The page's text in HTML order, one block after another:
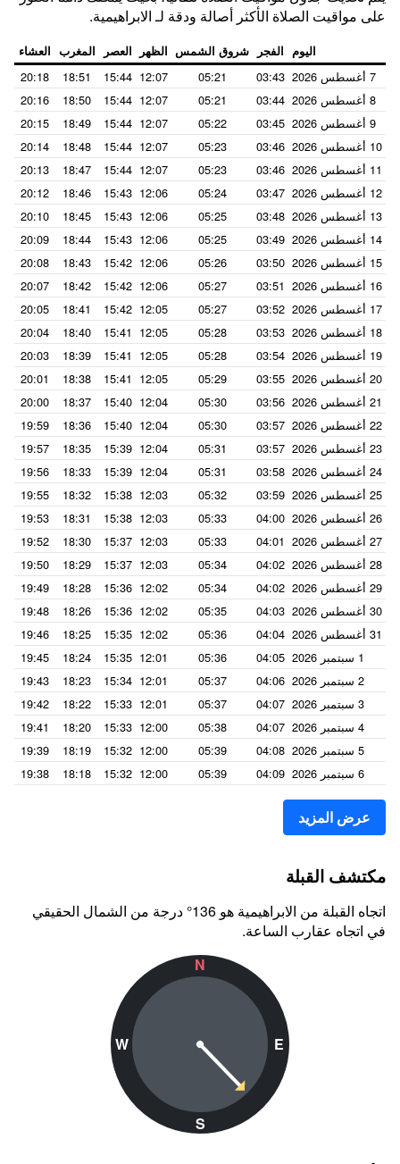
على مواقيت الصلاة الأكثر أصالة ودقة لـ الابراهيمية.
اليوم الفجر شروق الشمس الظهر العصر المغرب العشاء
7 أغسطس 2026 03:43
05:21
12:07
15:44
18:51
20:18
8 أغسطس 2026
03:44
05:21
12:07
15:44
18:50
20:16
9 أغسطس 2026
03:45
05:22
12:07
15:44
18:49
20:15
10 أغسطس 2026
03:46
05:23
12:07
15:44
18:48
20:14
11 أغسطس 2026
03:46
05:23
12:07
15:44
18:47
20:13
12 أغسطس 2026
03:47
05:24
12:06
15:43
18:46
20:12
13 أغسطس 2026
03:48
05:25
12:06
15:43
18:45
20:10
14 أغسطس 2026
03:49
05:25
12:06
15:43
18:44
20:09
15 أغسطس 2026
03:50
05:26
12:06
15:42
18:43
20:08
16 أغسطس 2026
03:51
05:27
12:06
15:42
18:42
20:07
17 أغسطس 2026
03:52
05:27
12:05
15:42
18:41
20:05
18 أغسطس 2026
03:53
05:28
12:05
15:41
18:40
20:04
19 أغسطس 2026
03:54
05:28
12:05
15:41
18:39
20:03
20 أغسطس 2026
03:55
05:29
12:05
15:41
18:38
20:01
21 أغسطس 2026
03:56
05:30
12:04
15:40
18:37
20:00
22 أغسطس 2026
03:57
05:30
12:04
15:40
18:36
19:59
23 أغسطس 2026
03:57
05:31
12:04
15:39
18:35
19:57
24 أغسطس 2026
03:58
05:31
12:04
15:39
18:33
19:56
25 أغسطس 2026
03:59
05:32
12:03
15:38
18:32
19:55
26 أغسطس 2026
04:00
05:33
12:03
15:38
18:31
19:53
27 أغسطس 2026
04:01
05:33
12:03
15:37
18:30
19:52
28 أغسطس 2026
04:02
05:34
12:03
15:37
18:29
19:50
29 أغسطس 2026
04:02
05:34
12:02
15:36
18:28
19:49
30 أغسطس 2026
04:03
05:35
12:02
15:36
18:26
19:48
31 أغسطس 2026
04:04
05:36
12:02
15:35
18:25
19:46
1 سبتمبر 2026
04:05
05:36
12:01
15:35
18:24
19:45
2 سبتمبر 2026
04:06
05:37
12:01
15:34
18:23
19:43
3 سبتمبر 2026
04:07
05:37
12:01
15:33
18:22
19:42
4 سبتمبر 2026
04:07
05:38
12:00
15:33
18:20
19:41
5 سبتمبر 2026
04:08
05:39
12:00
15:32
18:19
19:39
6 سبتمبر 2026
04:09
05:39
12:00
15:32
18:18
19:38
عرض المزيد
مكتشف القبلة
اتجاه القبلة من الابراهيمية هو 136° درجة من الشمال الحقيقي
في اتجاه عقارب الساعة.
N
W
S
E